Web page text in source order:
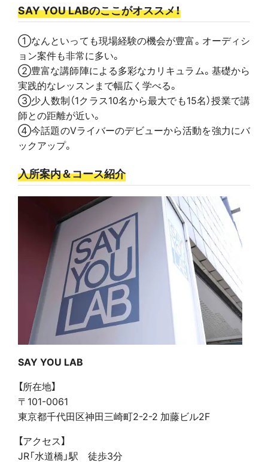
SAY YOU LABのここがオススメ！
①なんといっても現場経験の機会が豊富。オーディシ
ョン案件も非常に多い。
②豊富な講師陣による多彩なカリキュラム。基礎から
実践的なレッスンまで幅広く学べる。
③少人数制（1クラス10名から最大でも15名）授業で講
師との距離が近い。
④今話題のVライバーのデビューから活動を強力にバ
ックアップ。
入所案内＆コース紹介
SAY YOU LAB
【所在地】
〒101-0061
東京都千代田区神田三崎町2-2-2 加藤ビル2F
【アクセス】
JR「水道橋」駅 徒歩3分